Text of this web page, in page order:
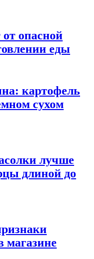
опасной
еды
картофель
сухом
лучше
длиной до
магазине